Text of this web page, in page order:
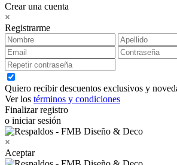
Crear una cuenta
×
Registrarme
Quiero recibir descuentos exclusivos y
Ver los términos y condiciones
Finalizar registro
o iniciar sesión
×
Aceptar